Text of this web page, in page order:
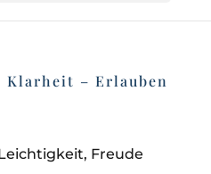
– Erlauben
Freude